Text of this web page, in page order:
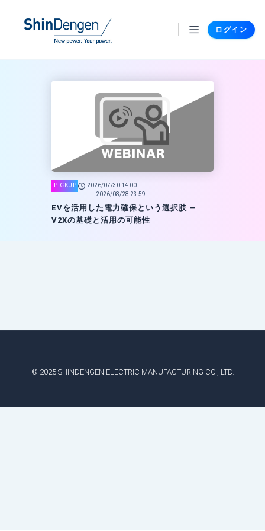
ログイン
2026/07/30 14:00 -
2026/08/28 23:59
EVを活用した電力確保という選択肢 —
V2Xの基礎と活用の可能性
© 2025 SHINDENGEN ELECTRIC MANUFACTURING CO., LTD.